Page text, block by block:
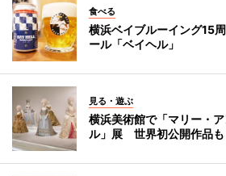
食べる
横浜ベイブルーイング15
ール「ベイヘル」
見る・遊ぶ
横浜美術館で「マリー・
ル」展 世界初公開作品も